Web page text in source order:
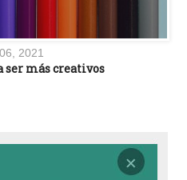
2021
ser más creativos